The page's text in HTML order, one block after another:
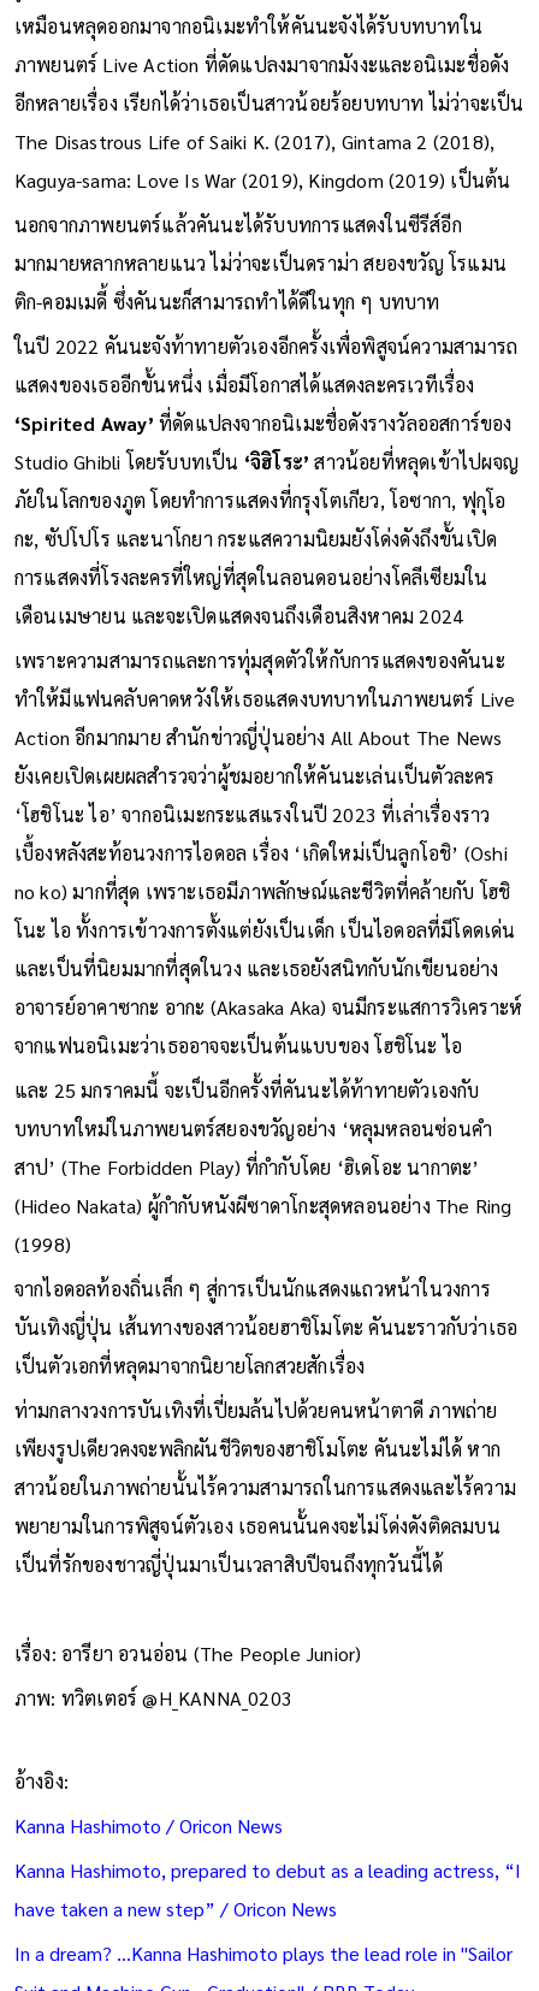
เหมือนหลุดออกมาจากอนิเมะทำให้คันนะจังได้รับบทบาทใน
ภาพยนตร์ Live Action ที่ดัดแปลงมาจากมังงะและอนิเมะชื่อดัง
อีกหลายเรื่อง เรียกได้ว่าเธอเป็นสาวน้อยร้อยบทบาท ไม่ว่าจะเป็น
The Disastrous Life of Saiki K. (2017), Gintama 2 (2018),
Kaguya-sama: Love Is War (2019), Kingdom (2019) เป็นต้น
นอกจากภาพยนตร์แล้วคันนะได้รับบทการแสดงในซีรีส์อีก
มากมายหลากหลายแนว ไม่ว่าจะเป็นดราม่า สยองขวัญ โรแมน
ติก-คอมเมดี้ ซึ่งคันนะก็สามารถทำได้ดีในทุก ๆ บทบาท
ในปี 2022 คันนะจังท้าทายตัวเองอีกครั้งเพื่อพิสูจน์ความสามารถ
แสดงของเธออีกขั้นหนึ่ง เมื่อมีโอกาสได้แสดงละครเวทีเรื่อง
‘Spirited Away’ที่ดัดแปลงจากอนิเมะชื่อดังรางวัลออสการ์ของ
Studio Ghibli โดยรับบทเป็น ‘จิฮิโระ’สาวน้อยที่หลุดเข้าไปผจญ
ภัยในโลกของภูต โดยทำการแสดงที่กรุงโตเกียว, โอซากา, ฟุกุโอ
กะ, ซัปโปโร และนาโกยา กระแสความนิยมยังโด่งดังถึงขั้นเปิด
การแสดงที่โรงละครที่ใหญ่ที่สุดในลอนดอนอย่างโคลีเซียมใน
เดือนเมษายน และจะเปิดแสดงจนถึงเดือนสิงหาคม 2024
เพราะความสามารถและการทุ่มสุดตัวให้กับการแสดงของคันนะ
ทำให้มีแฟนคลับคาดหวังให้เธอแสดงบทบาทในภาพยนตร์ Live
Action อีกมากมาย สำนักข่าวญี่ปุ่นอย่าง All About The News
ยังเคยเปิดเผยผลสำรวจว่าผู้ชมอยากให้คันนะเล่นเป็นตัวละคร
‘โฮชิโนะ ไอ’ จากอนิเมะกระแสแรงในปี 2023 ที่เล่าเรื่องราว
เบื้องหลังสะท้อนวงการไอดอล เรื่อง ‘เกิดใหม่เป็นลูกโอชิ’ (Oshi
no ko) มากที่สุด เพราะเธอมีภาพลักษณ์และชีวิตที่คล้ายกับ โฮชิ
โนะ ไอ ทั้งการเข้าวงการตั้งแต่ยังเป็นเด็ก เป็นไอดอลที่มีโดดเด่น
และเป็นที่นิยมมากที่สุดในวง และเธอยังสนิทกับนักเขียนอย่าง
อาจารย์อาคาซากะ อากะ (Akasaka Aka) จนมีกระแสการวิเคราะห์
จากแฟนอนิเมะว่าเธออาจจะเป็นต้นแบบของ โฮชิโนะ ไอ
และ 25 มกราคมนี้ จะเป็นอีกครั้งที่คันนะได้ท้าทายตัวเองกับ
บทบาทใหม่ในภาพยนตร์สยองขวัญอย่าง ‘หลุมหลอนซ่อนคำ
สาป’ (The Forbidden Play) ที่กำกับโดย ‘ฮิเดโอะ นากาตะ’
(Hideo Nakata) ผู้กำกับหนังผีซาดาโกะสุดหลอนอย่าง The Ring
(1998)
จากไอดอลท้องถิ่นเล็ก ๆ สู่การเป็นนักแสดงแถวหน้าในวงการ
บันเทิงญี่ปุ่น เส้นทางของสาวน้อยฮาชิโมโตะ คันนะราวกับว่าเธอ
เป็นตัวเอกที่หลุดมาจากนิยายโลกสวยสักเรื่อง
ท่ามกลางวงการบันเทิงที่เปี่ยมล้นไปด้วยคนหน้าตาดี ภาพถ่าย
เพียงรูปเดียวคงจะพลิกผันชีวิตของฮาชิโมโตะ คันนะไม่ได้ หาก
สาวน้อยในภาพถ่ายนั้นไร้ความสามารถในการแสดงและไร้ความ
พยายามในการพิสูจน์ตัวเอง เธอคนนั้นคงจะไม่โด่งดังติดลมบน
เป็นที่รักของชาวญี่ปุ่นมาเป็นเวลาสิบปีจนถึงทุกวันนี้ได้
เรื่อง: อารียา อวนอ่อน (The People Junior)
ภาพ: ทวิตเตอร์ @H_KANNA_0203
อ้างอิง:
Kanna Hashimoto / Oricon News
Kanna Hashimoto, prepared to debut as a leading actress, “I
have taken a new step” / Oricon News
In a dream? ...Kanna Hashimoto plays the lead role in "Sailor